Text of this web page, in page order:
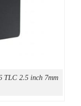
TLC 2.5 inch 7mm